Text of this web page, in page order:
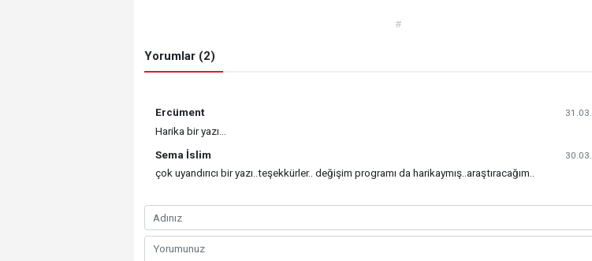
#
Yorumlar (2)
Ercüment
Harika bir yazı...
Sema İslim
çok uyandırıcı bir yazı..teşekkürler.. değişim programı da harikaymış..araştıracağım..